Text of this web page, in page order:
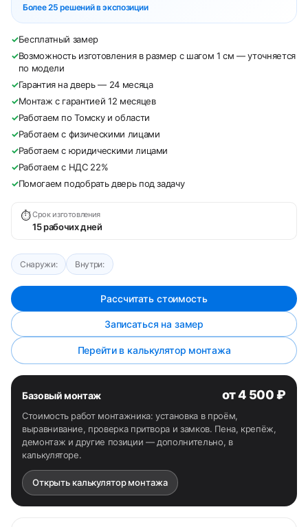
Более 25 решений в экспозиции
✓Бесплатный замер
✓Возможность изготовления в размер с шагом 1 см — уточняется
по модели
✓Гарантия на дверь — 24 месяца
✓Монтаж с гарантией 12 месяцев
✓Работаем по Томску и области
✓Работаем с физическими лицами
✓Работаем с юридическими лицами
✓Работаем с НДС 22%
✓Помогаем подобрать дверь под задачу
⏱ Срок изготовления
15 рабочих дней
Снаружи: Внутри:
Рассчитать стоимость
Записаться на замер
Перейти в калькулятор монтажа
Базовый монтаж от 4 500 ₽
Стоимость работ монтажника: установка в проём,
выравнивание, проверка притвора и замков. Пена, крепёж,
демонтаж и другие позиции — дополнительно, в
калькуляторе.
Открыть калькулятор монтажа